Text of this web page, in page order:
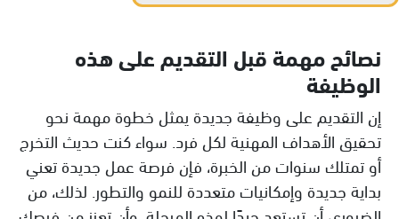
نصائح مهمة قبل التقديم على هذه
الوظيفة
إن التقديم على وظيفة جديدة يمثل خطوة مهمة نحو
تحقيق الأهداف المهنية لكل فرد. سواء كنت حديث التخرج
أو تمتلك سنوات من الخبرة، فإن فرصة عمل جديدة تعني
بداية جديدة وإمكانيات متعددة للنمو والتطور. لذلك، من